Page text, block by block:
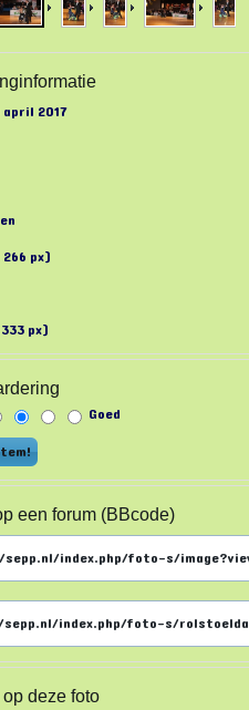
april 2017
px)
px)
Goed
een forum (BBcode)
deze foto